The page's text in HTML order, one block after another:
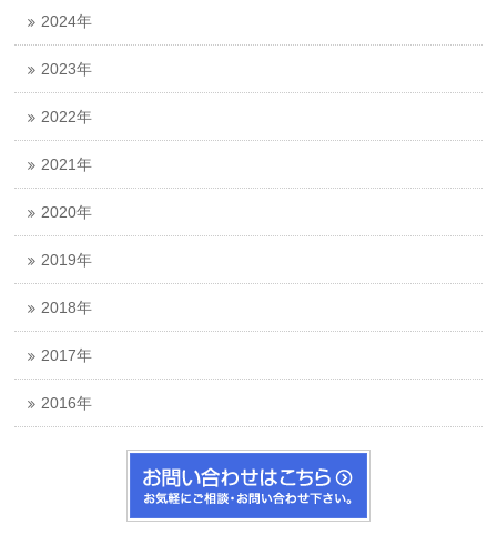
2024年
2023年
2022年
2021年
2020年
2019年
2018年
2017年
2016年